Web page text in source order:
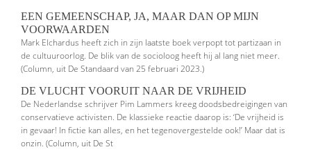
EEN GEMEENSCHAP, JA, MAAR DAN OP MIJN
VOORWAARDEN
Mark Elchardus heeft zich in zijn laatste boek verpopt tot partizaan in
de cultuuroorlog. De blik van de socioloog heeft hij al lang niet meer.
(Column, uit De Standaard van 25 februari 2023.)
DE VLUCHT VOORUIT NAAR DE VRIJHEID
De Nederlandse schrijver Pim Lammers kreeg doodsbedreigingen van
conser­vatieve activisten. De klassieke reactie daarop is: ‘De vrijheid is
in gevaar! In fictie kan alles, en het tegenovergestelde ook!’ Maar dat is
onzin. (Column, uit De St